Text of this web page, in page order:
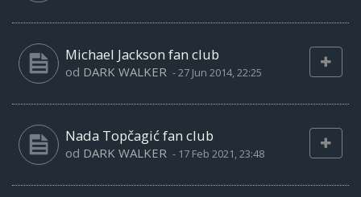
Michael Jackson fan club
od DARK WALKER -27 Jun 2014, 22:25
Nada Topčagić fan club
od DARK WALKER - 17 Feb 2021, 23:48